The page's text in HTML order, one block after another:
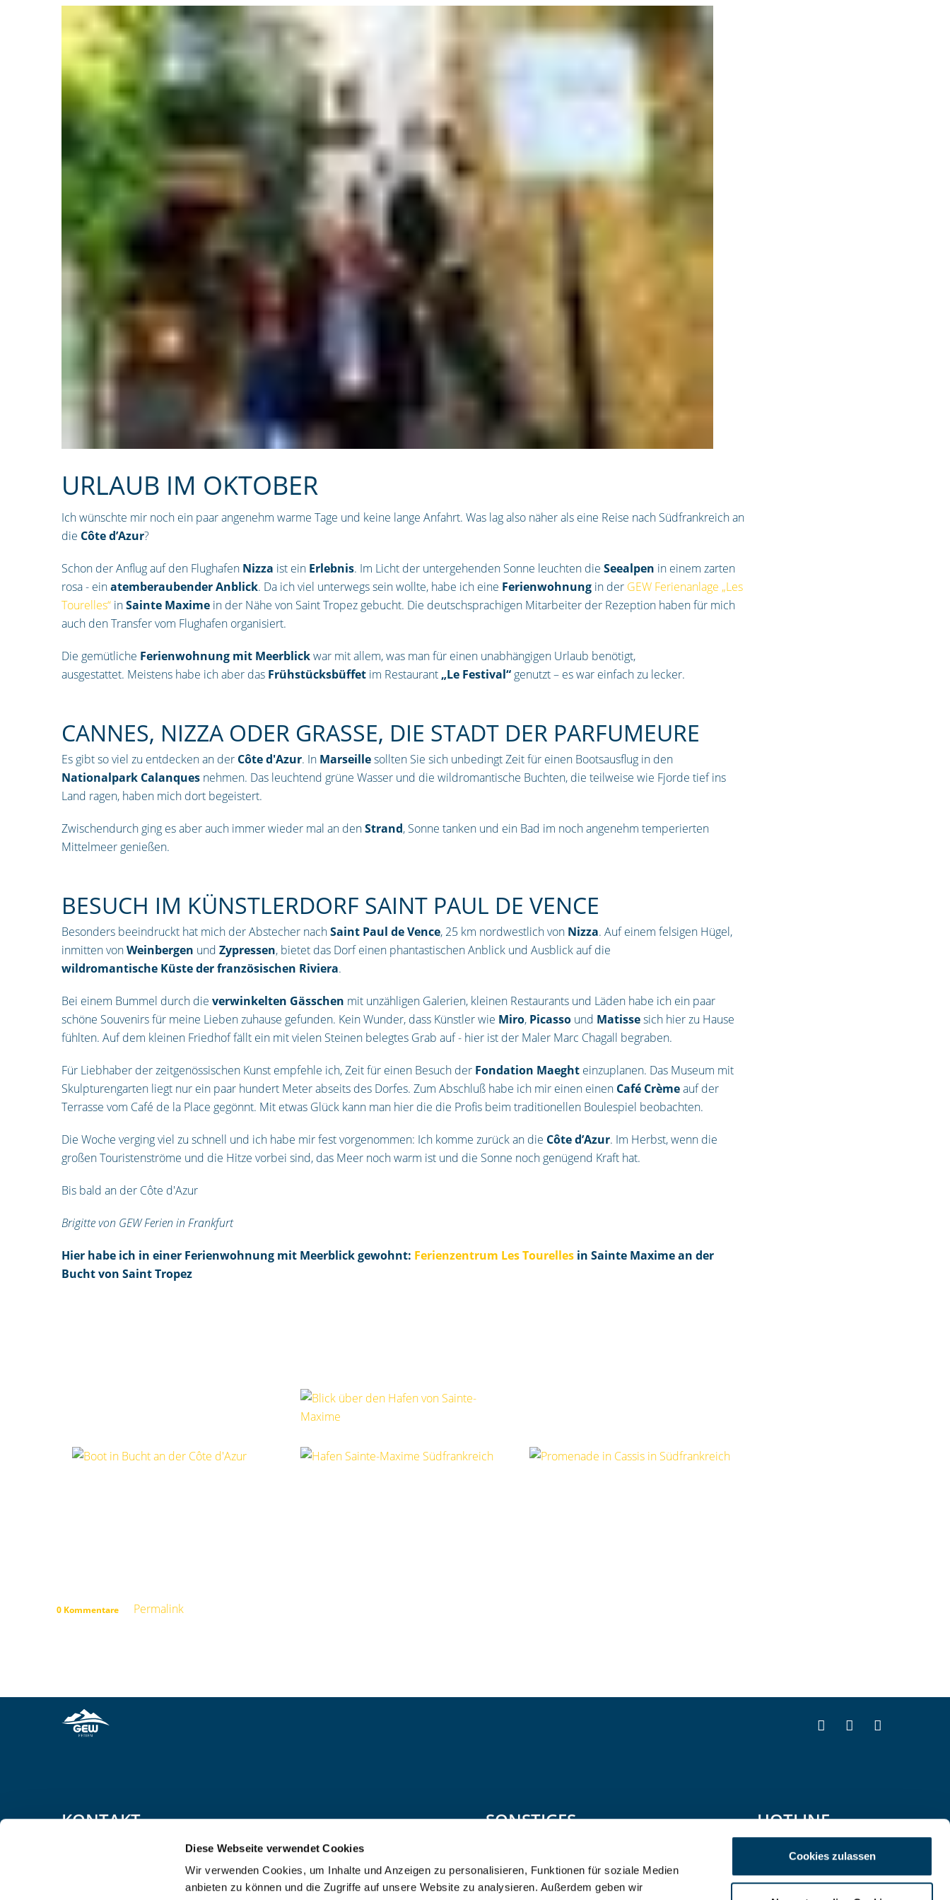
Diese Webseite verwendet Cookies
Wir verwenden Cookies, um Inhalte und Anzeigen zu personalisieren, Funktionen für soziale Medien
anbieten zu können und die Zugriffe auf unsere Website zu analysieren. Außerdem geben wir
Cookies zulassen
URLAUB IM OKTOBER
Ich wünschte mir noch ein paar angenehm warme Tage und keine lange Anfahrt. Was lag also näher als eine Reise nach Südfrankreich an
die Côte d’Azur?
Schon der Anflug auf den Flughafen Nizza ist ein Erlebnis. Im Licht der untergehenden Sonne leuchten die Seealpen in einem zarten
rosa - einatemberaubenderAnblick. Da ich viel unterwegs sein wollte, habe ich eine Ferienwohnung in der GEW Ferienanlage „Les
Tourelles“ inSainte Maxime in der Nähe von Saint Tropez gebucht. Die deutschsprachigen Mitarbeiter der Rezeption haben für mich
auch den Transfer vom Flughafen organisiert.
Die gemütliche Ferienwohnung mit Meerblickwar mit allem, was man für einen unabhängigen Urlaub benötigt,
ausgestattet. Meistens habe ich aber das Frühstücksbüffet im Restaurant „Le Festival“ genutzt – es war einfach zu lecker.
CANNES, NIZZA ODER GRASSE, DIE STADT DER PARFUMEURE
Es gibt so viel zu entdecken an der Côte d'Azur. In Marseillesollten Sie sich unbedingt Zeit für einen Bootsausflug in den
Nationalpark Calanques nehmen. Das leuchtend grüne Wasser und die wildromantische Buchten, die teilweise wie Fjorde tief ins
Land ragen, haben mich dort begeistert.
Zwischendurch ging es aber auch immer wieder mal an denStrand, Sonne tanken und ein Bad im noch angenehm temperierten
Mittelmeer genießen.
BESUCH IM KÜNSTLERDORF SAINT PAUL DE VENCE
Besonders beeindruckt hat mich der Abstecher nachSaint Paul de Vence, 25 km nordwestlich von Nizza. Auf einem felsigen Hügel,
inmitten vonWeinbergen und Zypressen, bietet das Dorf einen phantastischen Anblick und Ausblick auf die
wildromantische Küste der französischen Riviera.
Bei einem Bummel durch die verwinkelten Gässchen mit unzähligen Galerien, kleinen Restaurants und Läden habe ich ein paar
schöne Souvenirs für meine Lieben zuhause gefunden. Kein Wunder, dass Künstler wie Miro, Picasso und Matissesich hier zu Hause
fühlten. Auf dem kleinen Friedhof fällt ein mit vielen Steinen belegtes Grab auf - hier ist der Maler Marc Chagall begraben.
Für Liebhaber der zeitgenössischen Kunst empfehle ich, Zeit für einen Besuch der Fondation Maeght einzuplanen. Das Museum mit
Skulpturengarten liegt nur ein paar hundert Meter abseits des Dorfes. Zum Abschluß habe ich mir einen einen Café Crèmeauf der
Terrasse vom Café de la Place gegönnt. Mit etwas Glück kann man hier die die Profis beim traditionellen Boulespiel beobachten.
Die Woche verging viel zu schnell und ich habe mir fest vorgenommen: Ich komme zurück an die Côte d’Azur. Im Herbst, wenn die
großen Touristenströme und die Hitze vorbei sind, das Meer noch warm ist und die Sonne noch genügend Kraft hat.
Bis bald an der Côte d'Azur
Brigitte von GEW Ferien in Frankfurt
Hier habe ich in einer Ferienwohnung mit Meerblick gewohnt: Ferienzentrum Les Tourelles in Sainte Maxime an der
Bucht von Saint Tropez
0 Kommentare Permalink
KONTAKT SONSTIGES
Erklärung zur Barrierefreiheit
HOTLINE